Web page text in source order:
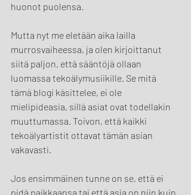
huonot puolensa.
Mutta nyt me eletään aika lailla
murrosvaiheessa, ja olen kirjoittanut
siitä paljon, että sääntöjä ollaan
luomassa tekoälymusiikille. Se mitä
tämä blogi käsittelee, ei ole
mielipideasia, sillä asiat ovat todellakin
muuttumassa. Toivon, että kaikki
tekoälyartistit ottavat tämän asian
vakavasti.
Jos ensimmäinen tunne on se, että ei
pidä paikkaansa tai että asia on niin kuin